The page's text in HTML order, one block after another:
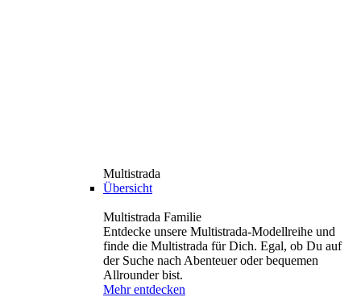
Multistrada
Übersicht
Multistrada Familie
Entdecke unsere Multistrada-Modellreihe und
finde die Multistrada für Dich. Egal, ob Du auf
der Suche nach Abenteuer oder bequemen
Allrounder bist.
Mehr entdecken